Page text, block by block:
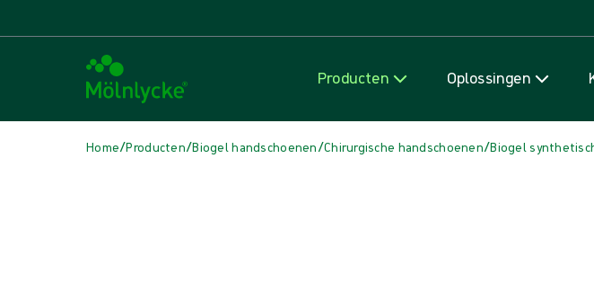
Producten Oplossingen
Home/Producten/Biogel handschoenen/Chirurgische handschoenen/Biogel